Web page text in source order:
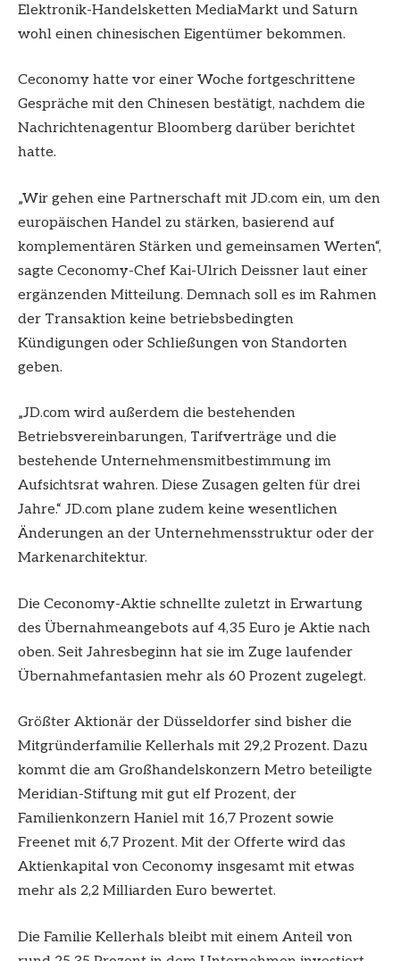
Elektronik-Handelsketten MediaMarkt und Saturn
wohl einen chinesischen Eigentümer bekommen.
Ceconomy hatte vor einer Woche fortgeschrittene
Gespräche mit den Chinesen bestätigt, nachdem die
Nachrichtenagentur Bloomberg darüber berichtet
hatte.
„Wir gehen eine Partnerschaft mit JD.com ein, um den
europäischen Handel zu stärken, basierend auf
komplementären Stärken und gemeinsamen Werten“,
sagte Ceconomy-Chef Kai-Ulrich Deissner laut einer
ergänzenden Mitteilung. Demnach soll es im Rahmen
der Transaktion keine betriebsbedingten
Kündigungen oder Schließungen von Standorten
geben.
„JD.com wird außerdem die bestehenden
Betriebsvereinbarungen, Tarifverträge und die
bestehende Unternehmensmitbestimmung im
Aufsichtsrat wahren. Diese Zusagen gelten für drei
Jahre.“ JD.com plane zudem keine wesentlichen
Änderungen an der Unternehmensstruktur oder der
Markenarchitektur.
Die Ceconomy-Aktie schnellte zuletzt in Erwartung
des Übernahmeangebots auf 4,35 Euro je Aktie nach
oben. Seit Jahresbeginn hat sie im Zuge laufender
Übernahmefantasien mehr als 60 Prozent zugelegt.
Größter Aktionär der Düsseldorfer sind bisher die
Mitgründerfamilie Kellerhals mit 29,2 Prozent. Dazu
kommt die am Großhandelskonzern Metro beteiligte
Meridian-Stiftung mit gut elf Prozent, der
Familienkonzern Haniel mit 16,7 Prozent sowie
Freenet mit 6,7 Prozent. Mit der Offerte wird das
Aktienkapital von Ceconomy insgesamt mit etwas
mehr als 2,2 Milliarden Euro bewertet.
Die Familie Kellerhals bleibt mit einem Anteil von